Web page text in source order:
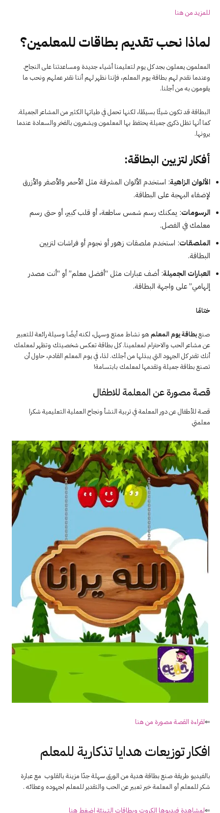
للمزيد من هنا
لماذا نحب تقديم بطاقات للمعلمين؟
المعلمون يعملون بجد كل يوم لتعليمنا أشياء جديدة ومساعدتنا على النجاح.
وعندما نقدم لهم بطاقة يوم المعلم، فإننا نظهر لهم أننا نقدر عملهم ونحب ما
يقومون به من أجلنا.
البطاقة قد تكون شيئًا بسيطًا، لكنها تحمل في طياتها الكثير من المشاعر الجميلة.
كما أنها تظل ذكرى جميلة يحتفظ بها المعلمون ويشعرون بالفخر والسعادة عندما
يرونها.
أفكار لتزيين البطاقة:
الألوان الزاهية: استخدم الألوان المشرقة مثل الأحمر والأصفر والأزرق
لإضفاء البهجة على البطاقة.
الرسومات: يمكنك رسم شمس ساطعة، أو قلب كبير، أو حتى رسم
معلمك في الفصل.
الملصقات: استخدم ملصقات زهور أو نجوم أو فراشات لتزيين
البطاقة.
العبارات الجميلة: أضف عبارات مثل “أفضل معلم” أو “أنت مصدر
إلهامي” على واجهة البطاقة.
ختامًا
صنعبطاقة يوم المعلم هو نشاط ممتع وسهل، لكنه أيضًا وسيلة رائعة للتعبير
عن مشاعر الحب والاحترام لمعلمينا. كل بطاقة تعكس شخصيتك وتظهر لمعلمك
أنك تقدر كل الجهود التي يبذلها من أجلك. لذا، في يوم المعلم القادم، حاول أن
تصنع بطاقة جميلة وتقدمها لمعلمك بابتسامة!
قصة مصورة عن المعلمة للاطفال
قصة للأطفال عن دور المعلمة في تربية النشأ ونجاح العملية التعليمية شكرا
معلمتي
⇐لقراءة القصة مصورة من هنا
افكار توزيعات هدايا تذكارية للمعلم
بالفيديو طريقة صنع بطاقة هدية من الورق سهلة جدّا مزينة بالقلوب مع عبارة
شكر للمعلم أو المعلمة خير تعبير عن الحب والتقدير للمعلم لجهوده وعطائه .
⇐لمشاهدة فيديوها الكروت وبطاقات التهنئة اضغط هنا